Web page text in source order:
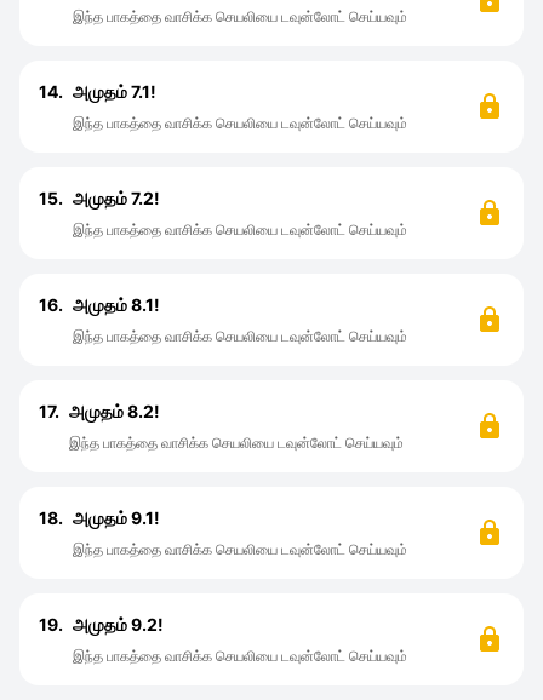
இந்த பாகத்தை வாசிக்க செயலியை டவுன்லோட் செய்யவும்
14. அமுதம் 7.1!
இந்த பாகத்தை வாசிக்க செயலியை டவுன்லோட் செய்யவும்
15. அமுதம் 7.2!
இந்த பாகத்தை வாசிக்க செயலியை டவுன்லோட் செய்யவும்
16. அமுதம் 8.1!
இந்த பாகத்தை வாசிக்க செயலியை டவுன்லோட் செய்யவும்
17. அமுதம் 8.2!
இந்த பாகத்தை வாசிக்க செயலியை டவுன்லோட் செய்யவும்
18. அமுதம் 9.1!
இந்த பாகத்தை வாசிக்க செயலியை டவுன்லோட் செய்யவும்
19. அமுதம் 9.2!
இந்த பாகத்தை வாசிக்க செயலியை டவுன்லோட் செய்யவும்